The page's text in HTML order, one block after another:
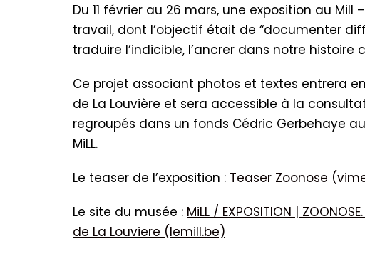
Du 11 février au 26 mars, une exposition au
travail, dont l’objectif était de “documenter
traduire l’indicible, l’ancrer dans notre histoire
Ce projet associant photos et textes entrera
de La Louvière et sera accessible à la
regroupés dans un fonds Cédric Gerbehaye
MiLL.
Le teaser de l’exposition : Teaser Zoonose
Le site du musée : MiLL / EXPOSITION |
de La Louviere (lemill.be)